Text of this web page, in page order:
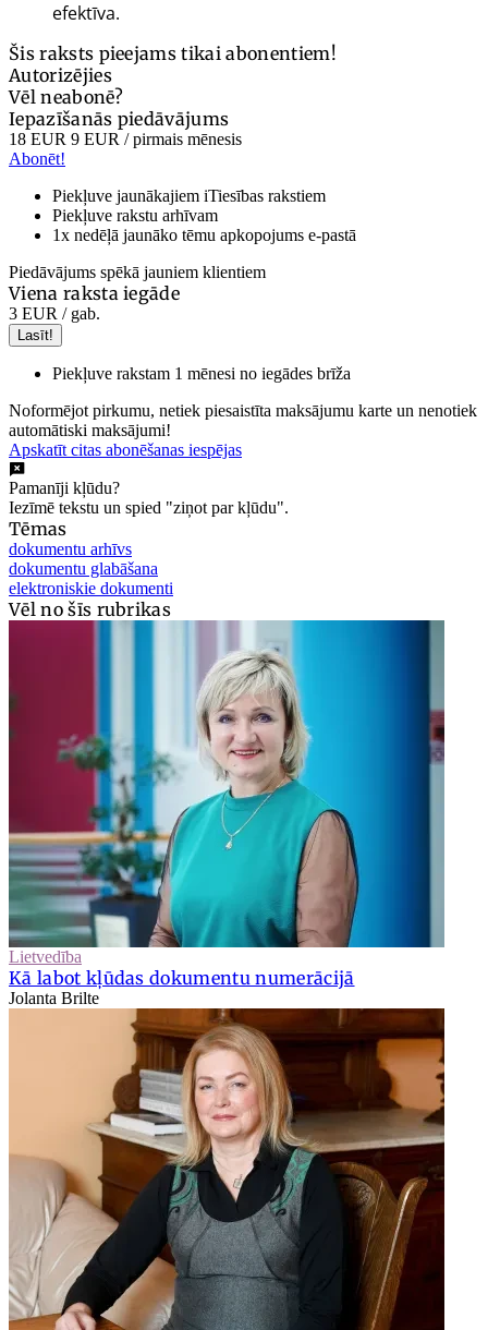
efektīva.
Šis raksts pieejams tikai abonentiem!
Autorizējies
Vēl neabonē?
Iepazīšanās piedāvājums
18 EUR 9 EUR / pirmais mēnesis
Abonēt!
Piekļuve jaunākajiem iTiesības rakstiem
Piekļuve rakstu arhīvam
1x nedēļā jaunāko tēmu apkopojums e-pastā
Piedāvājums spēkā jauniem klientiem
Viena raksta iegāde
3 EUR / gab.
Lasīt!
Piekļuve rakstam 1 mēnesi no iegādes brīža
Noformējot pirkumu, netiek piesaistīta maksājumu karte un nenotiek
automātiski maksājumi!
Apskatīt citas abonēšanas iespējas
Pamanīji kļūdu?
Iezīmē tekstu un spied "ziņot par kļūdu".
Tēmas
dokumentu arhīvs
dokumentu glabāšana
elektroniskie dokumenti
Vēl no šīs rubrikas
Lietvedība
Kā labot kļūdas dokumentu numerācijā
Jolanta Brilte